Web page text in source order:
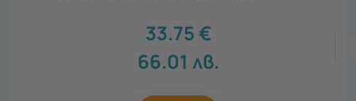
33.75€
66.01 лв.